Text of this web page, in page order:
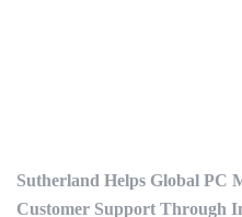
Sutherland Helps Global PC
Customer Support Through